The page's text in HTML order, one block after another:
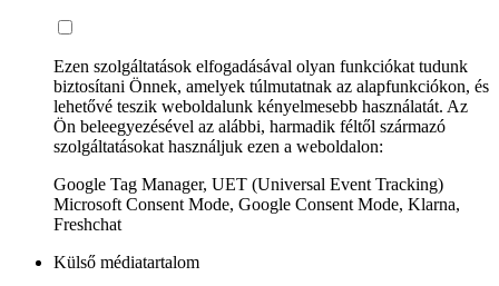
Ezen szolgáltatások elfogadásával olyan funkciókat tudunk
biztosítani Önnek, amelyek túlmutatnak az alapfunkciókon, és
lehetővé teszik weboldalunk kényelmesebb használatát. Az
Ön beleegyezésével az alábbi, harmadik féltől származó
szolgáltatásokat használjuk ezen a weboldalon:
Google Tag Manager, UET (Universal Event Tracking)
Microsoft Consent Mode, Google Consent Mode, Klarna,
Freshchat
Külső médiatartalom